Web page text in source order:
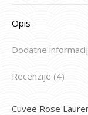
Opis
Dodatne
Recenzije (4)
Cuvee Rose